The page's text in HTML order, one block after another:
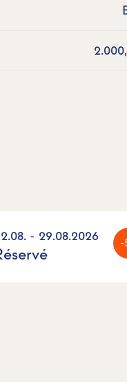
- 29.08.2026 -